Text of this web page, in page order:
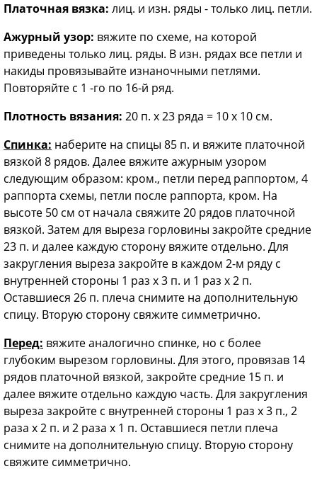
Платочная вязка: лиц. и изн. ряды - только лиц. петли.
Ажурный узор: вяжите по схеме, на которой
приведены только лиц. ряды. В изн. рядах все петли и
накиды провязывайте изнаночными петлями.
Повторяйте с 1 -го по 16-й ряд.
Плотность вязания: 20 п. х 23 ряда = 10 x 10 см.
Спинка: наберите на спицы 85 п. и вяжите платочной
вязкой 8 рядов. Далее вяжите ажурным узором
следующим образом: кром., петли перед раппортом, 4
раппорта схемы, петли после раппорта, кром. На
высоте 50 см от начала свяжите 20 рядов платочной
вязкой. Затем для выреза горловины закройте средние
23 п. и далее каждую сторону вяжите отдельно. Для
закругления выреза закройте в каждом 2-м ряду с
внутренней стороны 1 раз х 3 п. и 1 раз х 2 п.
Оставшиеся 26 п. плеча снимите на дополнительную
спицу. Вторую сторону свяжите симметрично.
Перед: вяжите аналогично спинке, но с более
глубоким вырезом горловины. Для этого, провязав 14
рядов платочной вязкой, закройте средние 15 п. и
далее вяжите отдельно каждую часть. Для закругления
выреза закройте с внутренней стороны 1 раз х 3 п., 2
раза х 2 п. и 2 раза х 1 п. Оставшиеся петли плеча
снимите на дополнительную спицу. Вторую сторону
свяжите симметрично.